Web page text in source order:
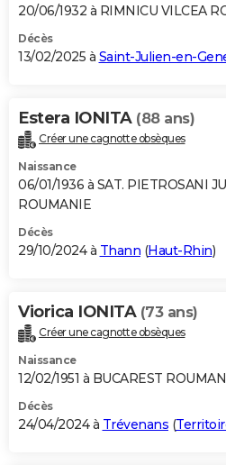
S'inscrire
Se connecter
Lycées
Collèges
Primaires
Universités
Entreprises
Service militaire
Avis de recherche
AVIS DE DÉCÈS
Bricolage
Lifestyle
Culture
Sport
Auto
Television
Voyage
Cinema
20/06/1932 à RIMNICU VILCEA
Décès
13/02/2025 à Saint-Julien-en-
Estera IONITA (88 ans)
Créer une cagnotte obsèques
Naissance
06/01/1936 à SAT. PIETROSANI
ROUMANIE
Décès
29/10/2024 à Thann (Haut-Rhin)
Viorica IONITA (73 ans)
Créer une cagnotte obsèques
Naissance
12/02/1951 à BUCAREST
Décès
24/04/2024 à Trévenans (